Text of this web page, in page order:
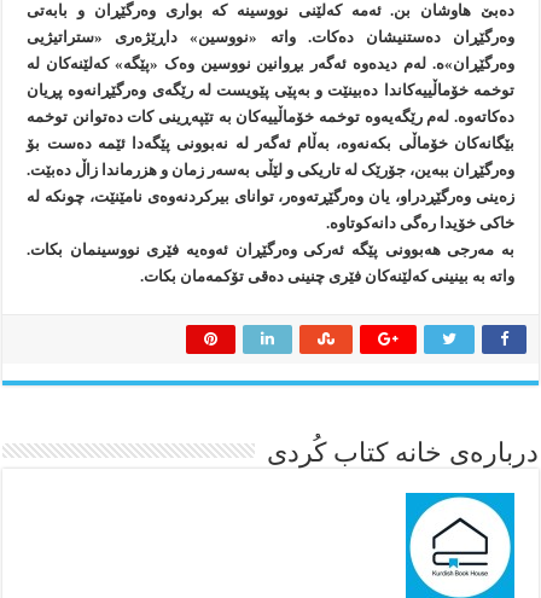
دەبێ هاوشان بن. ئەمە کەلێنی نووسینە کە بواری وەرگێڕان و بابەتی
وەرگێڕان دەستنیشان دەکات. واتە «نووسین» داڕێژەری «ستراتیژیی
وەرگێڕان»ە. لەم دیدەوە ئەگەر بڕوانین نووسین وەک «پێگە» کەلێنەکان لە
توخمە خۆماڵییەکاندا دەبینێت و بەپێی پێویست لە رێگەی وەرگێڕانەوە پڕیان
دەکاتەوە. لەم رێگەیەوە توخمە خۆماڵییەکان بە تێپەڕینی کات دەتوانن توخمە
بێگانەکان خۆماڵی بکەنەوە، بەڵام ئەگەر لە نەبوونی پێگەدا ئێمە دەست بۆ
وەرگێڕان ببەین، جۆرێک لە تاریکی و لێڵی بەسەر زمان و هزرماندا زاڵ دەبێت.
زەینی وەرگێڕدراو، یان وەرگێڕتەوەر، توانای بیرکردنەوەی نامێنێت، چونکە لە
خاکی خۆیدا رەگی دانەکوتاوە.
بە مەرجی هەبوونی پێگە ئەرکی وەرگێڕان ئەوەیە فێری نووسینمان بکات.
واتە بە بینینی کەلێنەکان فێری چنینی دەقی تۆکمەمان بکات.
درباره‌ی خانه کتاب کُردی